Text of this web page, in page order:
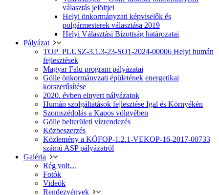
választás jelöltjei
Helyi önkormányzati képviselők és
polgármesterek választása 2019
Helyi Választási Bizottság határozatai
Pályázat
TOP_PLUSZ-3.1.3-23-SO1-2024-00006 Helyi humán
fejlesztések
Magyar Falu program pályázatai
Gölle önkormányzati épületének energetikai
korszerűsítése
2020. évben elnyert pályázatok
Humán szolgáltatások fejlesztése Igal és Környékén
Szomszédolás a Kapos völgyében
Gölle belterületi vízrendezés
Közbeszerzés
Közlemény a KÖFOP-1.2.1-VEKOP-16-2017-00733
számú ASP pályázatról
Galéria
Rég volt…
Fotók
Videók
Rendezvények